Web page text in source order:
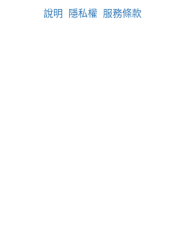
說明 隱私權 服務條款